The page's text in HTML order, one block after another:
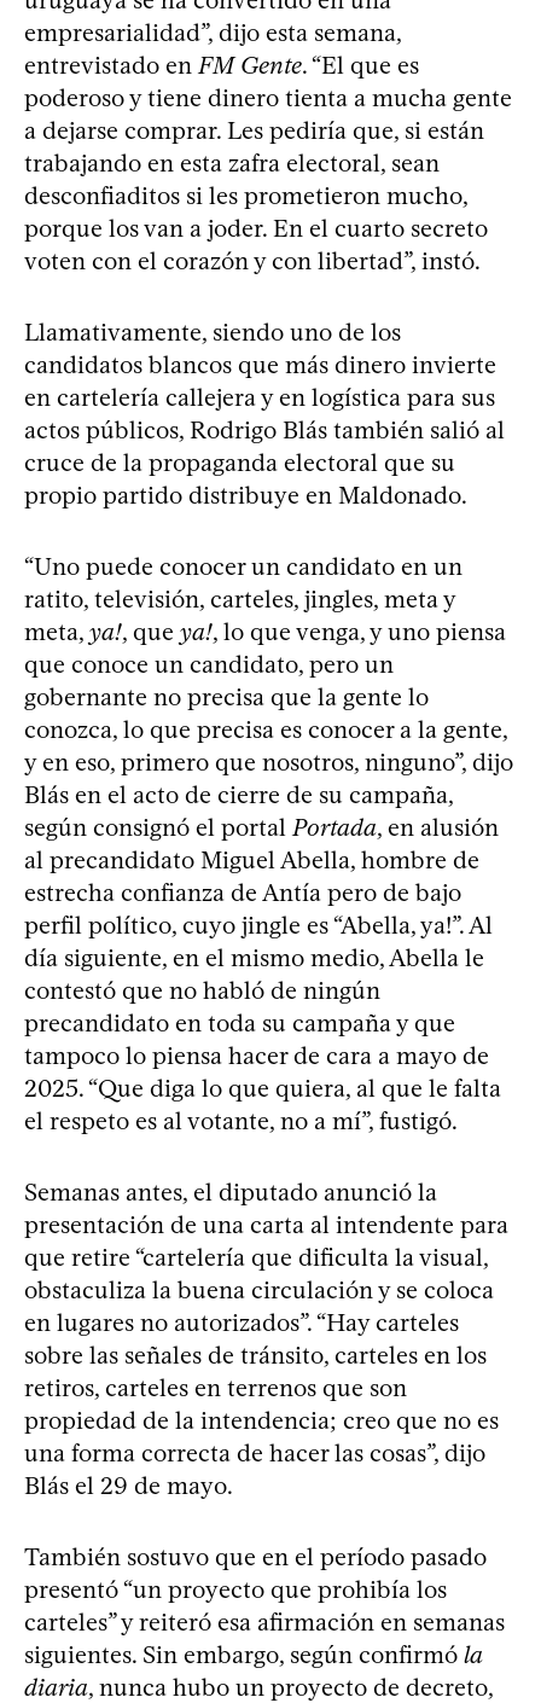
empresarialidad”, dijo esta semana,
entrevistado en FM Gente. “El que es
poderoso y tiene dinero tienta a mucha gente
a dejarse comprar. Les pediría que, si están
trabajando en esta zafra electoral, sean
desconfiaditos si les prometieron mucho,
porque los van a joder. En el cuarto secreto
voten con el corazón y con libertad”, instó.
Llamativamente, siendo uno de los
candidatos blancos que más dinero invierte
en cartelería callejera y en logística para sus
actos públicos, Rodrigo Blás también salió al
cruce de la propaganda electoral que su
propio partido distribuye en Maldonado.
“Uno puede conocer un candidato en un
ratito, televisión, carteles, jingles, meta y
meta, ya!, que ya!, lo que venga, y uno piensa
que conoce un candidato, pero un
gobernante no precisa que la gente lo
conozca, lo que precisa es conocer a la gente,
y en eso, primero que nosotros, ninguno”, dijo
Blás en el acto de cierre de su campaña,
según consignó el portal Portada, en alusión
al precandidato Miguel Abella, hombre de
estrecha confianza de Antía pero de bajo
perfil político, cuyo jingle es “Abella, ya!”. Al
día siguiente, en el mismo medio, Abella le
contestó que no habló de ningún
precandidato en toda su campaña y que
tampoco lo piensa hacer de cara a mayo de
2025. “Que diga lo que quiera, al que le falta
el respeto es al votante, no a mí”, fustigó.
Semanas antes, el diputado anunció la
presentación de una carta al intendente para
que retire “cartelería que dificulta la visual,
obstaculiza la buena circulación y se coloca
en lugares no autorizados”. “Hay carteles
sobre las señales de tránsito, carteles en los
retiros, carteles en terrenos que son
propiedad de la intendencia; creo que no es
una forma correcta de hacer las cosas”, dijo
Blás el 29 de mayo.
También sostuvo que en el período pasado
presentó “un proyecto que prohibía los
carteles” y reiteró esa afirmación en semanas
siguientes. Sin embargo, según confirmó la
diaria, nunca hubo un proyecto de decreto,